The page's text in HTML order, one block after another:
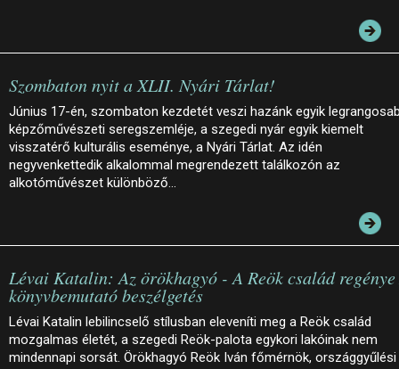
Szombaton nyit a XLII. Nyári Tárlat!
Június 17-én, szombaton kezdetét veszi hazánk egyik
képzőművészeti seregszemléje, a szegedi nyár egyik kiemelt
visszatérő kulturális eseménye, a Nyári Tárlat. Az idén
negyvenkettedik alkalommal megrendezett találkozón az
alkotóművészet különböző…
Lévai Katalin: Az örökhagyó - A Reök család
könyvbemutató beszélgetés
Lévai Katalin lebilincselő stílusban eleveníti meg a Reök család
mozgalmas életét, a szegedi Reök-palota egykori lakóinak nem
mindennapi sorsát. Örökhagyó Reök Iván főmérnök, országgyűlési